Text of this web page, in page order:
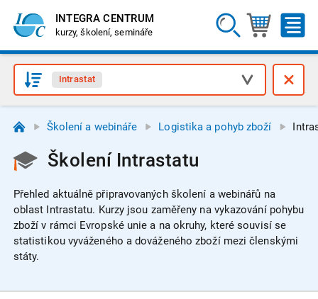
INTEGRA CENTRUM
kurzy, školení, semináře
Intrastat
Školení a webináře Logistika a pohyb zboží
Školení Intrastatu
Přehled aktuálně připravovaných školení a webinářů na
oblast Intrastatu. Kurzy jsou zaměřeny na vykazování pohybu
zboží v rámci Evropské unie a na okruhy, které souvisí se
statistikou vyváženého a dováženého zboží mezi členskými
státy.